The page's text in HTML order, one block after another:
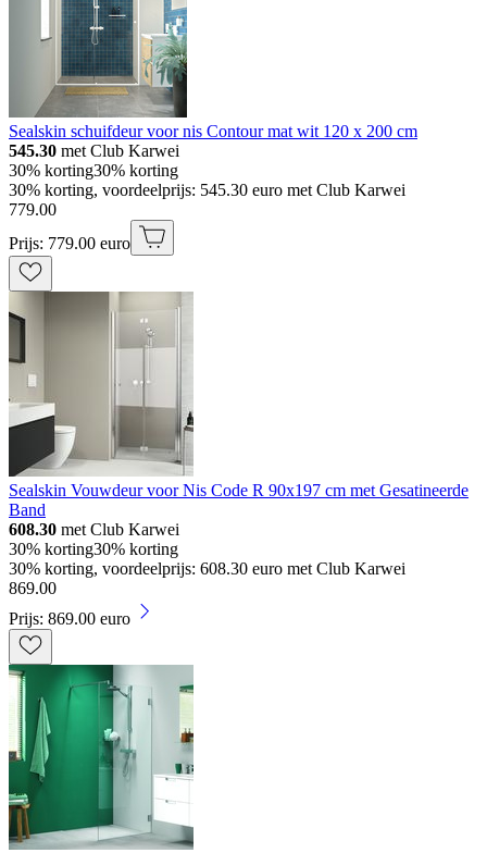
Sealskin schuifdeur voor nis Contour mat wit 120 x 200 cm
545.30 met Club Karwei
30% korting30% korting
30% korting, voordeelprijs: 545.30 euro met Club Karwei
779.00
Prijs: 779.00 euro
Sealskin Vouwdeur voor Nis Code R 90x197 cm met Gesatineerde
Band
608.30 met Club Karwei
30% korting30% korting
30% korting, voordeelprijs: 608.30 euro met Club Karwei
869.00
Prijs: 869.00 euro